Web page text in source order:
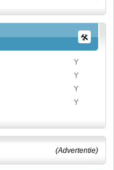
Y
Y
Y
Y
(Advertentie)